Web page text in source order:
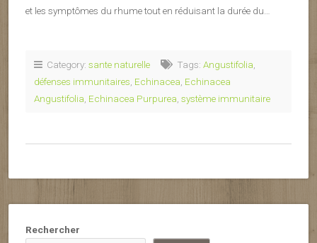
et les symptômes du rhume tout en réduisant la durée du…
Category: sante naturelle Tags: Angustifolia
défenses immunitaires Echinacea Echinacea
Angustifolia Echinacea Purpurea système immunitaire
Rechercher